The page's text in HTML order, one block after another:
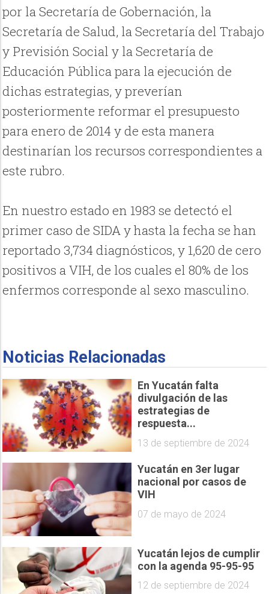
por la Secretaría de Gobernación, la
Secretaría de Salud, la Secretaría del Trabajo
y Previsión Social y la Secretaría de
Educación Pública para la ejecución de
dichas estrategias, y preverían
posteriormente reformar el presupuesto
para enero de 2014 y de esta manera
destinarían los recursos correspondientes a
este rubro.
En nuestro estado en 1983 se detectó el
primer caso de SIDA y hasta la fecha se han
reportado 3,734 diagnósticos, y 1,620 de cero
positivos a VIH, de los cuales el 80% de los
enfermos corresponde al sexo masculino.
Noticias Relacionadas
En Yucatán falta
divulgación de las
estrategias de
respuesta...
13 de septiembre de 2024
Yucatán en 3er lugar
nacional por casos de
VIH
07 de mayo de 2024
Yucatán lejos de cumplir
con la agenda 95-95-95
12 de septiembre de 2024